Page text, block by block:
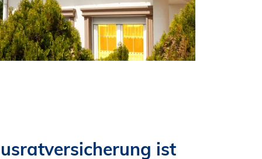
ist